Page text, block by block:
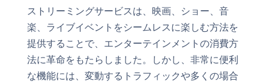
ストリーミングサービスは、映画、ショー、音
楽、ライブイベントをシームレスに楽しむ方法を
提供することで、エンターテインメントの消費方
法に革命をもたらしました。しかし、非常に便利
な機能には、変動するトラフィックや多くの場合